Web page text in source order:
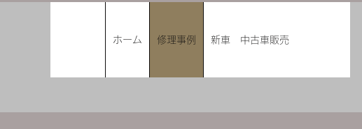
ホーム 修理事例 新車 中古車販売